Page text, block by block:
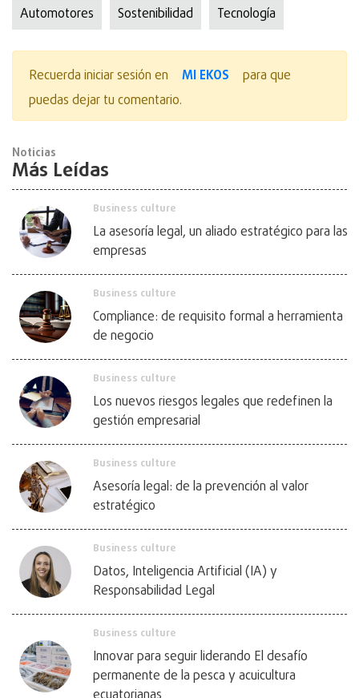
Automotores Sostenibilidad Tecnologí­a
Recuerda iniciar sesión en MI EKOS
para que
puedas dejar tu comentario.
Noticias
Más Leídas
Business culture
La asesoría legal, un aliado estratégico para las
empresas
Business culture
Compliance: de requisito formal a herramienta
de negocio
Business culture
Los nuevos riesgos legales que redefinen la
gestión empresarial
Business culture
Asesoría legal: de la prevención al valor
estratégico
Business culture
Datos, Inteligencia Artificial (IA) y
Responsabilidad Legal
Business culture
Innovar para seguir liderando El desafío
permanente de la pesca y acuicultura